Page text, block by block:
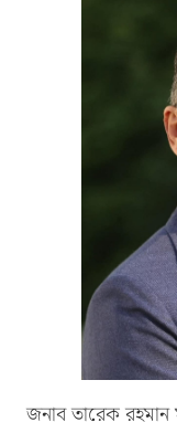
জনাব তারেক রহমান